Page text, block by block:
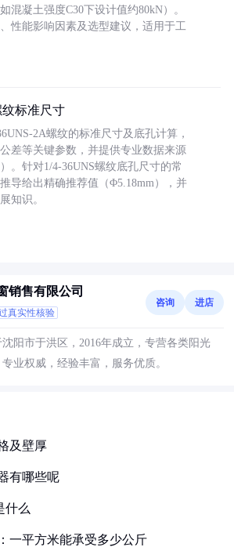
混凝土强度C30下设计值约80kN）。
性能影响因素及选型建议，适用于工
纹标准尺寸
2A螺纹的标准尺寸及底孔计算，
差等关键参数，并提供专业数据来源
。针对1/4-36UNS螺纹底孔尺寸的常
导给出精确推荐值（Φ5.18mm），并
知识。
销售有限公司
真实性核验
咨询 进店
阳市于洪区，2016年成立，专营各类阳光
业权威，经验丰富，服务优质。
及壁厚
有哪些呢
什么
一平方米能承受多少公斤